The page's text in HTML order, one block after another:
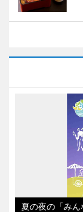
夏の夜の「み